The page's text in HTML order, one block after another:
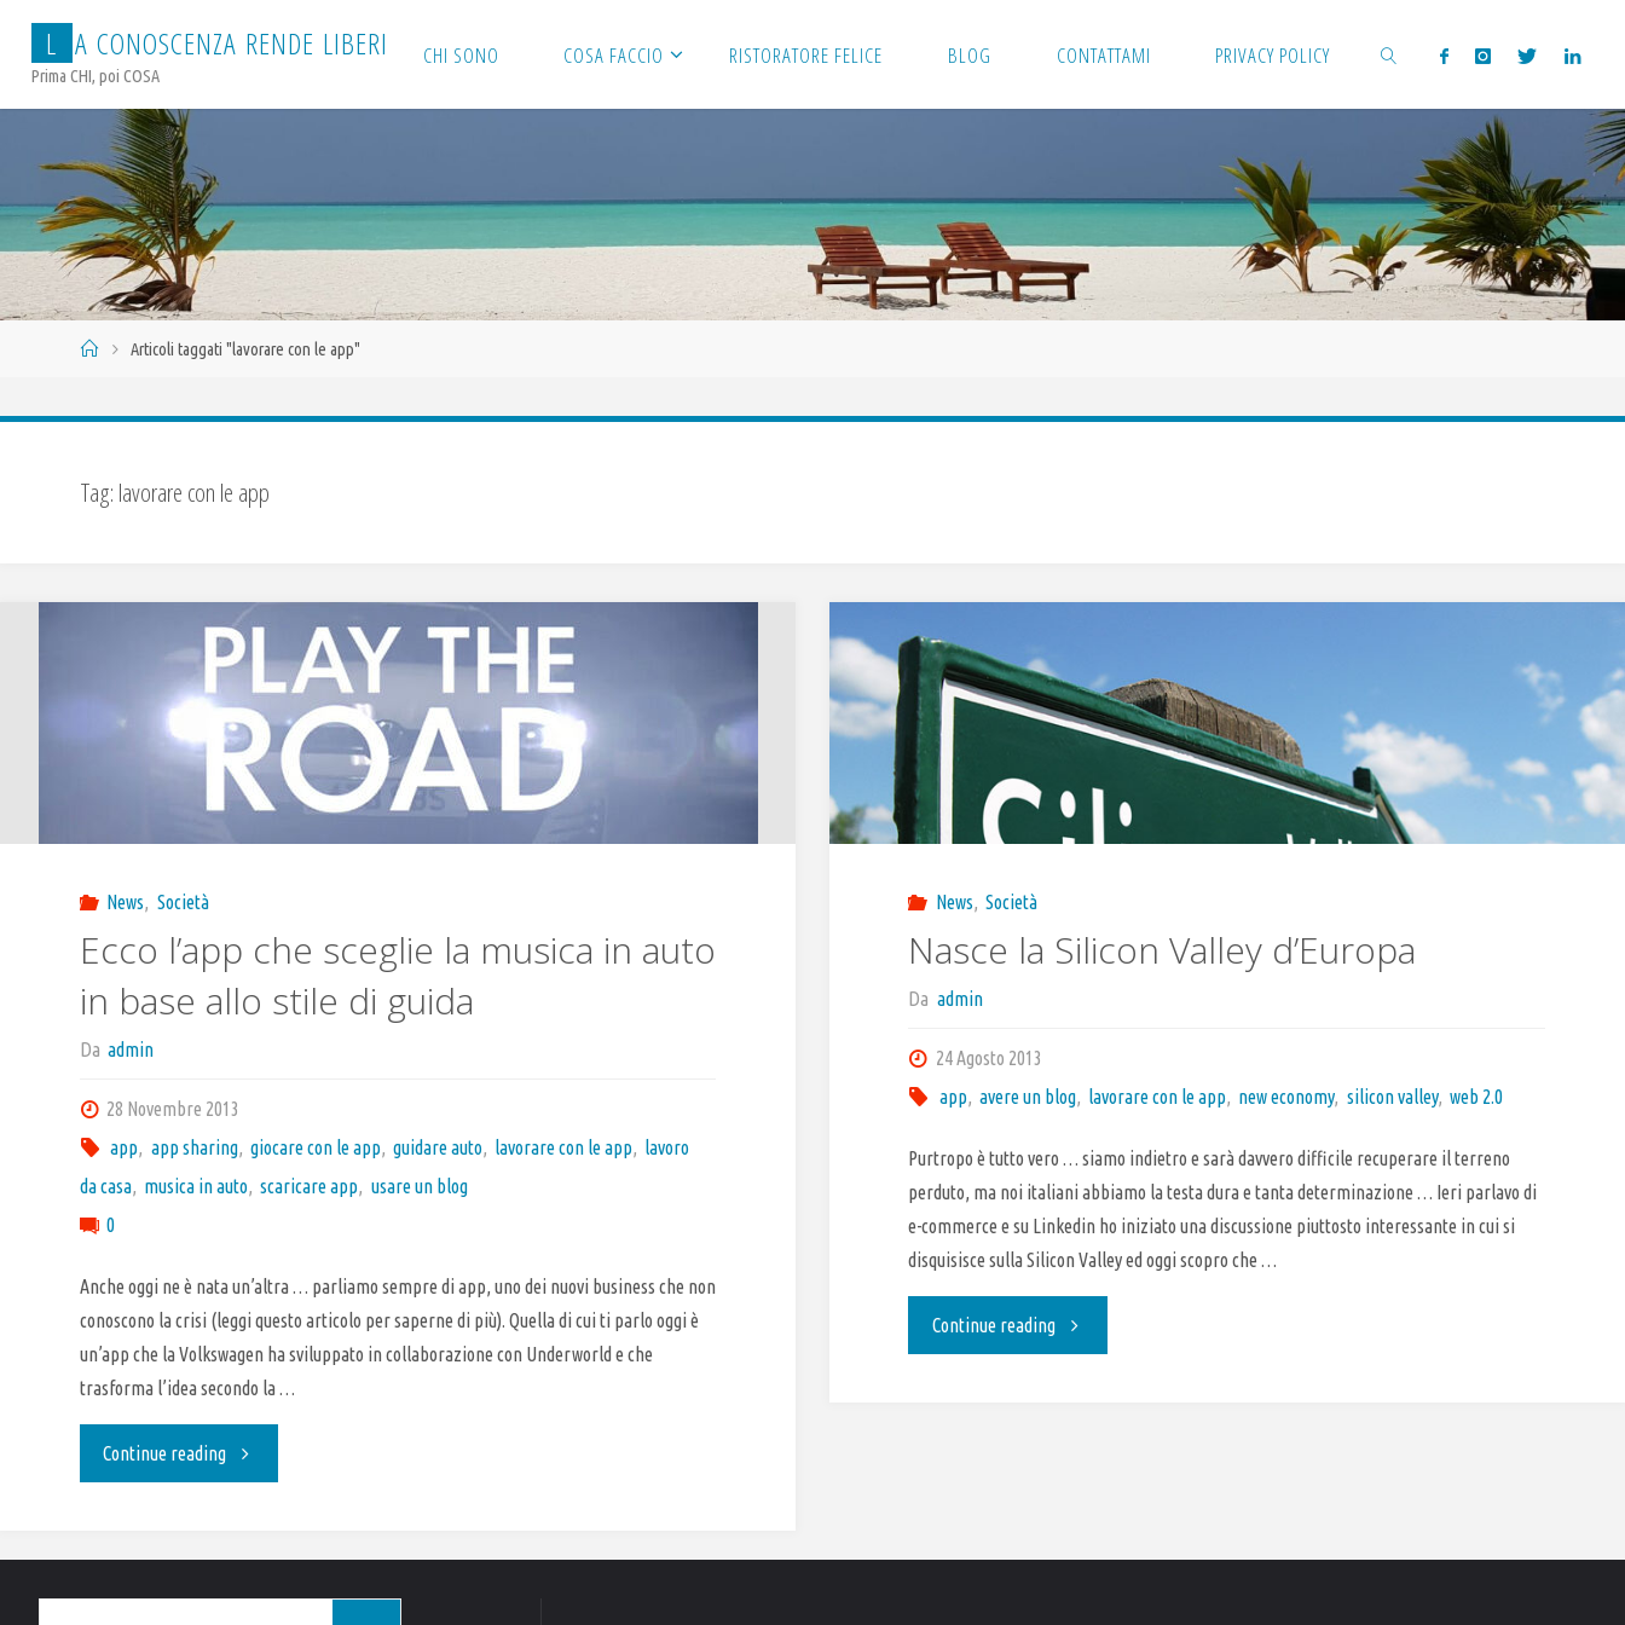
contenuto
L A CONOSCENZA RENDE LIBERI
Prima CHI, poi COSA
CHI SONO COSA FACCIO RISTORATORE FELICE BLOG CONTATTAMI PRIVACY POLICY
HomeArticoli taggati "lavorare con le app"
Tag: lavorare con le app
News, Società
Ecco l’app che sceglie la musica in auto
in base allo stile di guida
Da admin
28 Novembre 2013
app, app sharing, giocare con le app, guidare auto, lavorare con le app, lavoro
da casa, musica in auto, scaricare app, usare un blog
0
Anche oggi ne è nata un’altra … parliamo sempre di app, uno dei nuovi business che non
conoscono la crisi (leggi questo articolo per saperne di più). Quella di cui ti parlo oggi è
un’app che la Volkswagen ha sviluppato in collaborazione con Underworld e che
trasforma l’idea secondo la …
Continue reading"Ecco
News, Società
Nasce la Silicon Valley d’Europa
Da admin
24 Agosto 2013
app, avere un blog, lavorare con le app, new economy, silicon valley, web 2.0
Purtropo è tutto vero … siamo indietro e sarà davvero difficile recuperare il terreno
perduto, ma noi italiani abbiamo la testa dura e tanta determinazione … Ieri parlavo di
e-commerce e su Linkedin ho iniziato una discussione piuttosto interessante in cui si
disquisisce sulla Silicon Valley ed oggi scopro che …
Continue reading"Nasce
d’Europa"